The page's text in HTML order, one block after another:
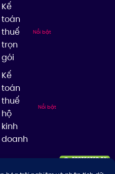
Kế
toán
thuế
trọn
gói
Nổi bật
Kế
toán
thuế
hộ
kinh
doanh
Nổi bật